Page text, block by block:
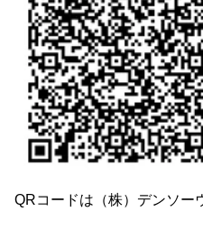
QRコードは（株）デンソー